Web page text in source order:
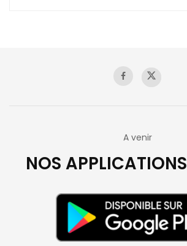
A venir
NOS APPLICATIONS